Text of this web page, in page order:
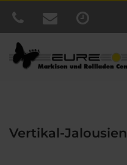
Vertikal-Jalousien